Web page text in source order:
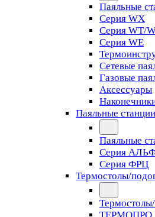
Паяльные
Серия WX
Серия WT/
Серия WE
Сетевые
Газовые
Аксессуары
Паяльные
Паяльные
Серия
Серия ФРЦ
Термостолы/